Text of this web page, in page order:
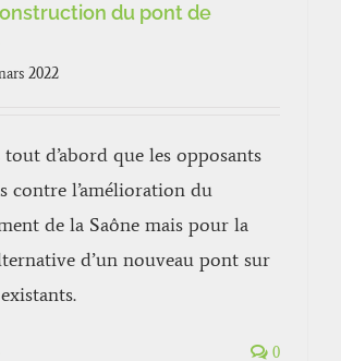
du pont de
2022
tout d’abord que les opposants
contre l’amélioration du
de la Saône mais pour la
d’un nouveau pont sur
0